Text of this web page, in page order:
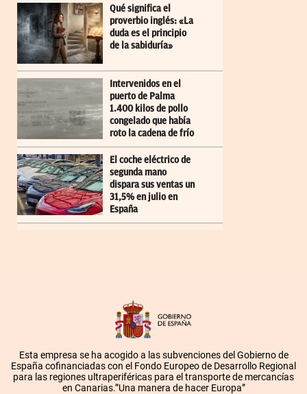
Qué significa el
proverbio inglés: «La
duda es el principio
de la sabiduría»
Intervenidos en el
puerto de Palma
1.400 kilos de pollo
congelado que había
roto la cadena de frío
El coche eléctrico de
segunda mano
dispara sus ventas un
31,5% en julio en
España
Esta empresa se ha acogido a las subvenciones del Gobierno de
España cofinanciadas con el Fondo Europeo de Desarrollo Regional
para las regiones ultraperiféricas para el transporte de mercancías
en Canarias.”Una manera de hacer Europa”